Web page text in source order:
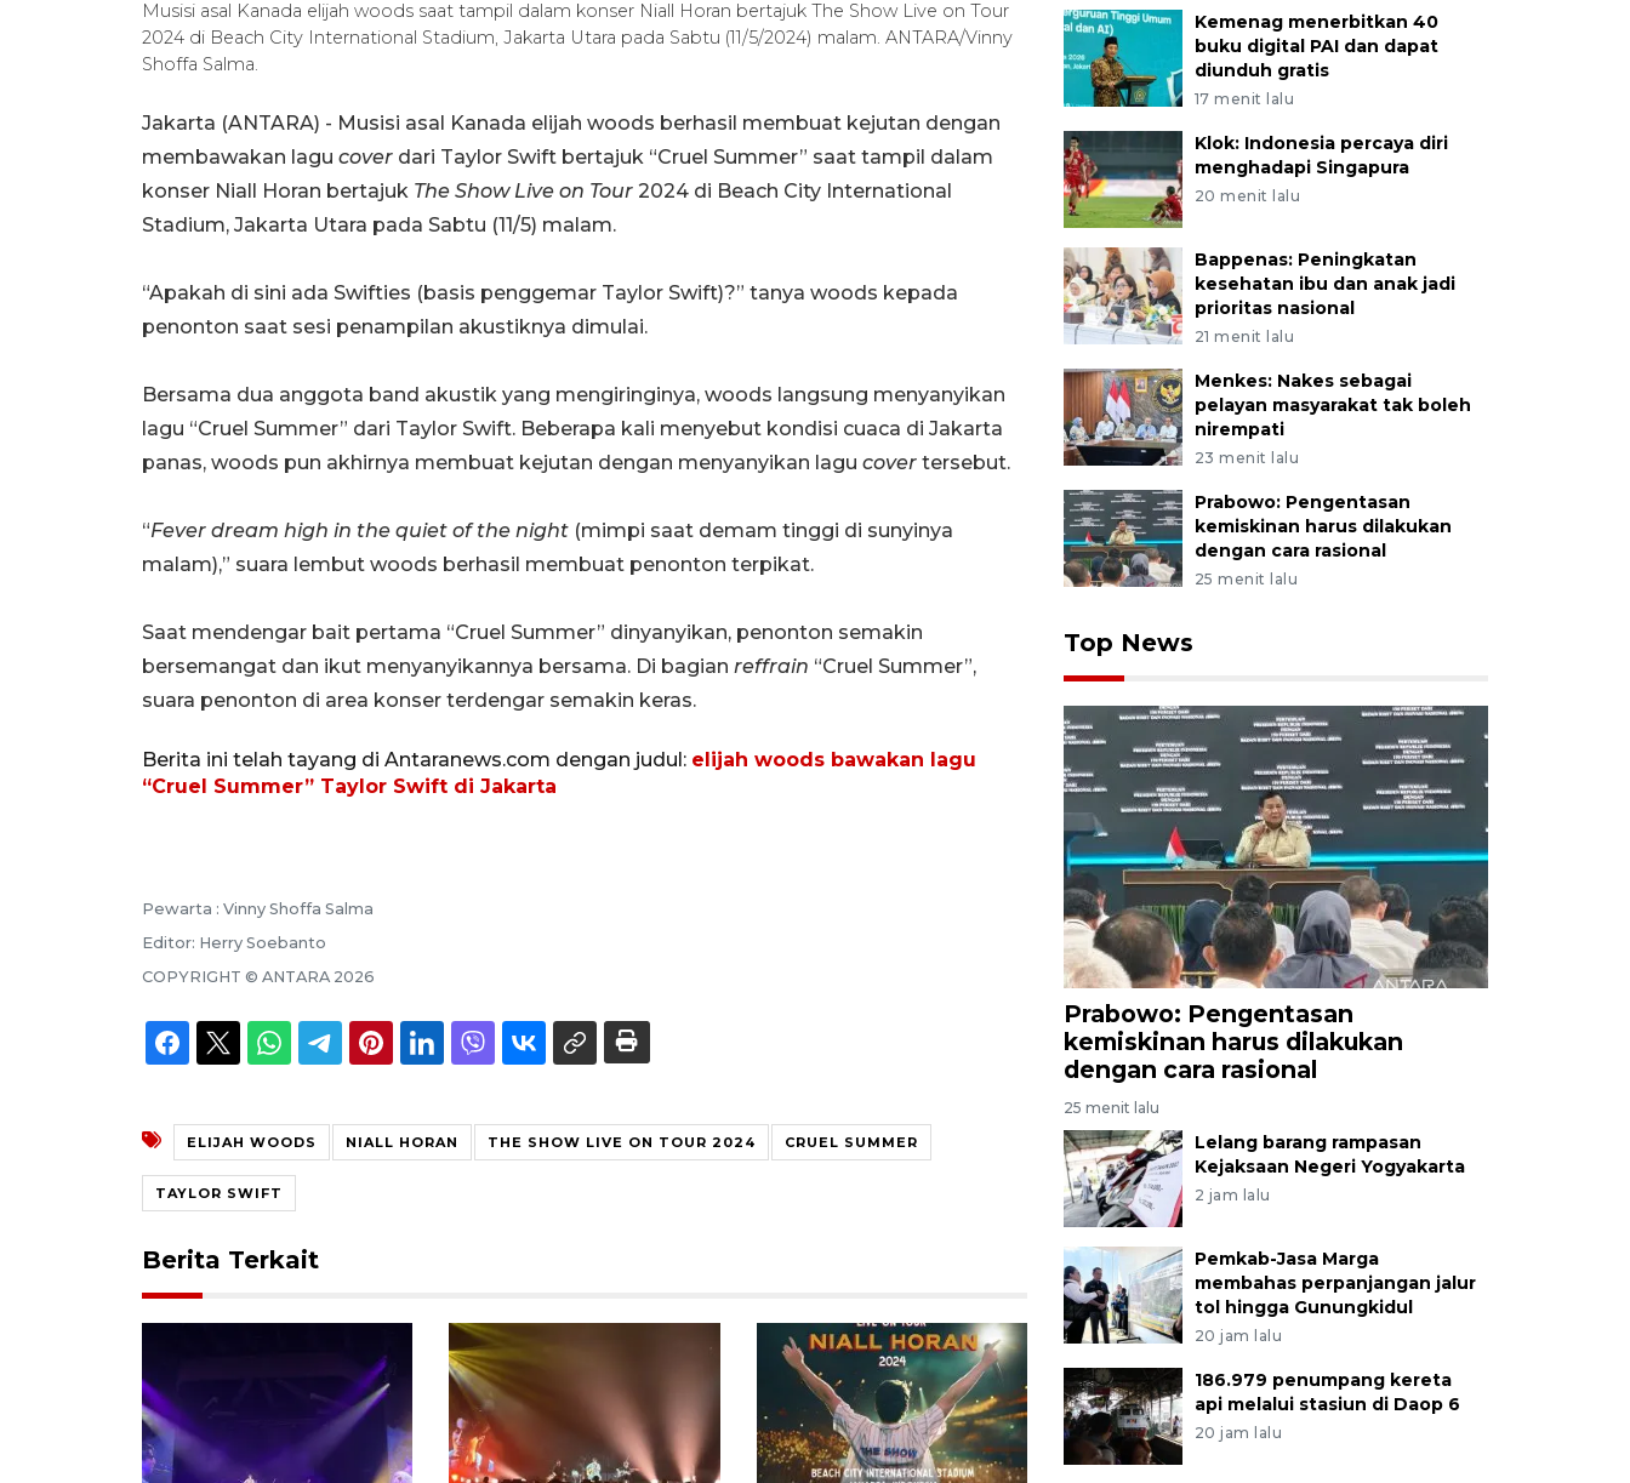
Musisi asal Kanada elijah woods saat tampil dalam konser Niall Horan bertajuk The Show Live on Tour
2024 di Beach City International Stadium, Jakarta Utara pada Sabtu (11/5/2024) malam. ANTARA/Vinny
Shoffa Salma.
Jakarta (ANTARA) - Musisi asal Kanada elijah woods berhasil membuat kejutan dengan
membawakan lagu cover dari Taylor Swift bertajuk “Cruel Summer” saat tampil dalam
konser Niall Horan bertajuk The Show Live on Tour 2024 di Beach City International
Stadium, Jakarta Utara pada Sabtu (11/5) malam.
“Apakah di sini ada Swifties (basis penggemar Taylor Swift)?” tanya woods kepada
penonton saat sesi penampilan akustiknya dimulai.
Bersama dua anggota band akustik yang mengiringinya, woods langsung menyanyikan
lagu “Cruel Summer” dari Taylor Swift. Beberapa kali menyebut kondisi cuaca di Jakarta
panas, woods pun akhirnya membuat kejutan dengan menyanyikan lagu cover tersebut.
“Fever dream high in the quiet of the night (mimpi saat demam tinggi di sunyinya
malam),” suara lembut woods berhasil membuat penonton terpikat.
Saat mendengar bait pertama “Cruel Summer” dinyanyikan, penonton semakin
bersemangat dan ikut menyanyikannya bersama. Di bagian reffrain “Cruel Summer”,
suara penonton di area konser terdengar semakin keras.
Berita ini telah tayang di Antaranews.com dengan judul: elijah woods bawakan lagu
“Cruel Summer” Taylor Swift di Jakarta
Pewarta : Vinny Shoffa Salma
Editor: Herry Soebanto
COPYRIGHT © ANTARA 2026
ELIJAH WOODS NIALL HORAN THE SHOW LIVE ON TOUR 2024 CRUEL SUMMER
TAYLOR SWIFT
Berita Terkait
Kemenag menerbitkan 40
buku digital PAI dan dapat
diunduh gratis
17 menit lalu
Klok: Indonesia percaya diri
menghadapi Singapura
20 menit lalu
Bappenas: Peningkatan
kesehatan ibu dan anak jadi
prioritas nasional
21 menit lalu
Menkes: Nakes sebagai
pelayan masyarakat tak boleh
nirempati
23 menit lalu
Prabowo: Pengentasan
kemiskinan harus dilakukan
dengan cara rasional
25 menit lalu
Top News
Prabowo: Pengentasan
kemiskinan harus dilakukan
dengan cara rasional
25 menit lalu
Lelang barang rampasan
Kejaksaan Negeri Yogyakarta
2 jam lalu
Pemkab-Jasa Marga
membahas perpanjangan jalur
tol hingga Gunungkidul
20 jam lalu
186.979 penumpang kereta
api melalui stasiun di Daop 6
20 jam lalu